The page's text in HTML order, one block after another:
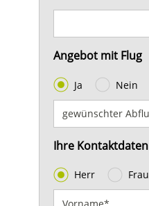
Angebot mit Flug
Ja Nein
Ihre Kontaktdaten
Herr Frau